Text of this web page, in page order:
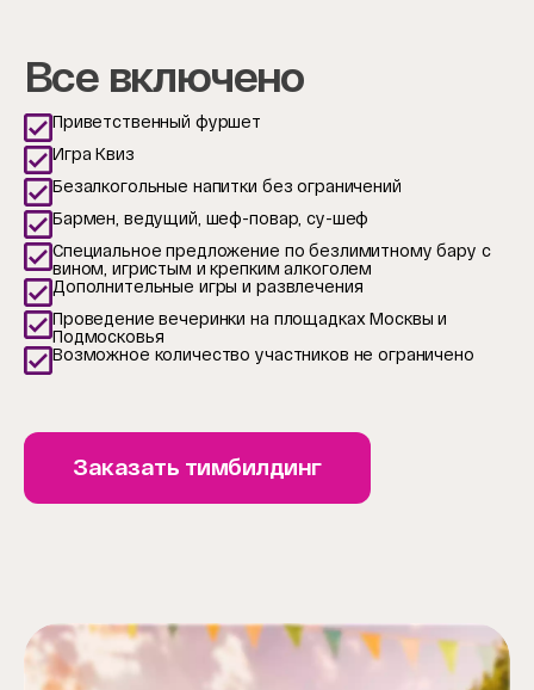
Все включено
Приветственный фуршет
Игра Квиз
Безалкогольные напитки без ограничений
Бармен, ведущий, шеф-повар, су-шеф
Специальное предложение по безлимитному бару с
вином, игристым и крепким алкоголем
Дополнительные игры и развлечения
Проведение вечеринки на площадках Москвы и
Подмосковья
Возможное количество участников не ограничено
Заказать тимбилдинг